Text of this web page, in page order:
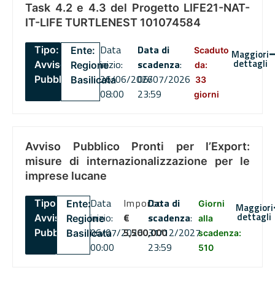
Task 4.2 e 4.3 del Progetto LIFE21-NAT-
IT-LIFE TURTLENEST 101074584
Tipo:
Avviso
Pubblico
Ente:
Regione
Basilicata
Data
inizio:
26/06/2026
08:00
Data di
scadenza:
06/07/2026
23:59
Scaduto
da:
33
giorni
Maggiori
dettagli
Avviso Pubblico Pronti per l’Export:
misure di internazionalizzazione per le
imprese lucane
Tipo:
Avviso
Pubblico
Ente:
Regione
Basilicata
Data
inizio:
06/07/2026
00:00
Importo
€
5,500,000
Data di
scadenza:
31/12/2027
23:59
Giorni
alla
scadenza:
510
Maggiori
dettagli